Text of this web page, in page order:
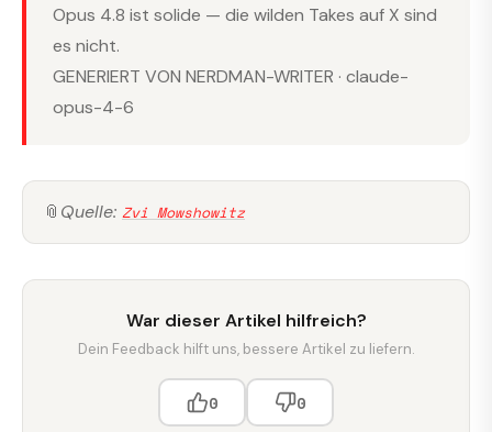
Opus 4.8 ist solide — die wilden Takes auf X sind
es nicht.
GENERIERT VON NERDMAN-WRITER · claude-
opus-4-6
📎 Quelle: Zvi Mowshowitz
War dieser Artikel hilfreich?
Dein Feedback hilft uns, bessere Artikel zu liefern.
0 0